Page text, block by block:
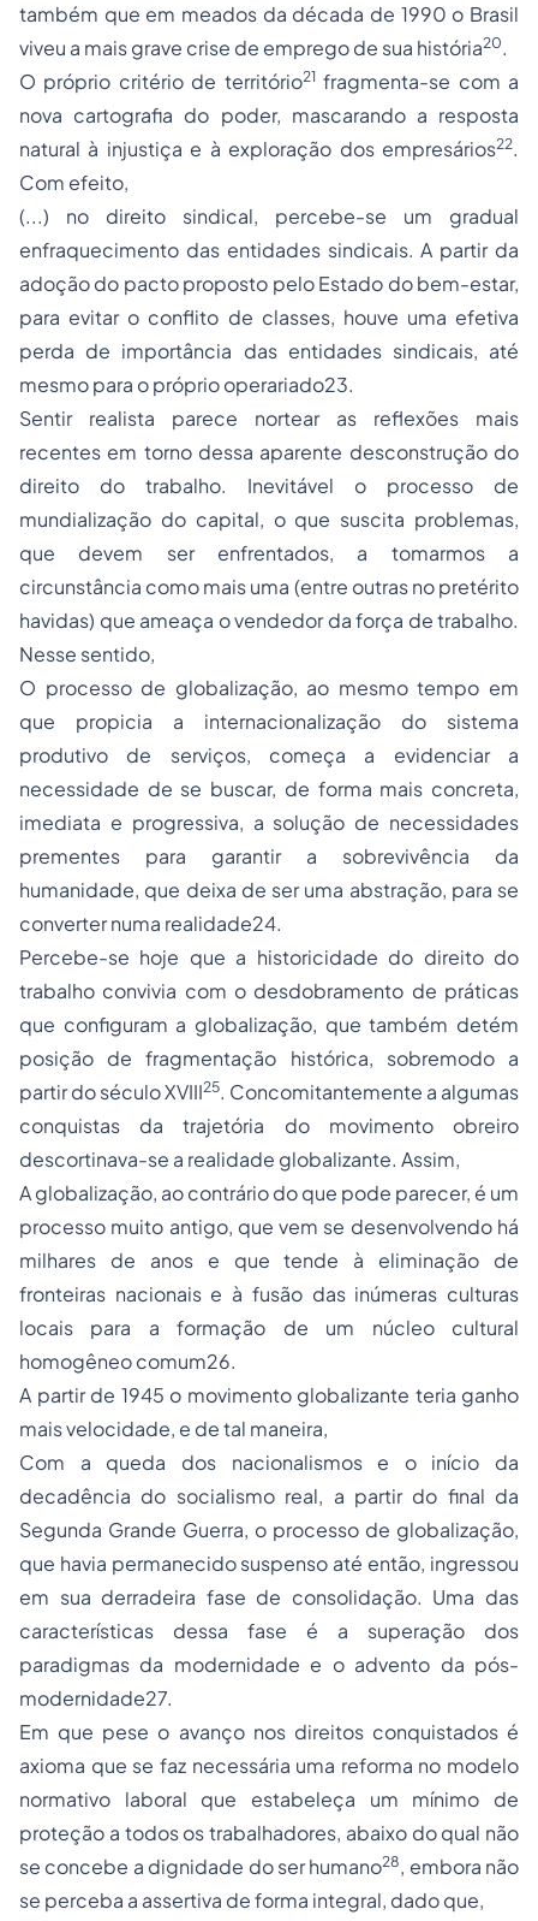
também que em meados da década de 1990 o Brasil
viveu a mais grave crise de emprego de sua história20.
O próprio critério de território21fragmenta-se com a
nova cartografia do poder, mascarando a resposta
natural à injustiça e à exploração dos empresários22.
Com efeito,
(...) no direito sindical, percebe-se um gradual
enfraquecimento das entidades sindicais. A partir da
adoçãodo pacto proposto pelo Estado do bem-estar,
para evitar o conflito de classes, houve uma efetiva
perda de importância das entidades sindicais, até
mesmo para o próprio operariado23.
Sentir realista parece nortear as reflexões mais
recentes em torno dessa aparente desconstrução do
direito do trabalho. Inevitável o processo de
mundialização do capital, o que suscita problemas,
que devem ser enfrentados, a tomarmos a
circunstância como mais uma (entre outras no pretérito
havidas) que ameaça o vendedor da força de trabalho.
Nesse sentido,
O processo de globalização, ao mesmo tempo em
que propicia a internacionalização do sistema
produtivo de serviços, começa a evidenciar a
necessidade de se buscar, de forma mais concreta,
imediata e progressiva, a solução de necessidades
prementes para garantir a sobrevivência da
humanidade, que deixa de ser uma abstração, para se
converter numa realidade24.
Percebe-se hoje que a historicidade do direito do
trabalho convivia com o desdobramento de práticas
que configuram a globalização, que também detém
posição de fragmentação histórica, sobremodo a
partir do século XVIII25. Concomitantemente a algumas
conquistas da trajetória do movimento obreiro
descortinava-se a realidade globalizante. Assim,
A globalização, ao contrário do que pode parecer, é um
processo muito antigo, que vem se desenvolvendo há
milhares de anos e que tende à eliminação de
fronteiras nacionais e à fusão das inúmeras culturas
locais para a formação de um núcleo cultural
homogêneo comum26.
A partir de 1945 o movimento globalizante teria ganho
mais velocidade, e de tal maneira,
Com a queda dos nacionalismos e o início da
decadência do socialismo real, a partir do final da
Segunda Grande Guerra, o processo de globalização,
que havia permanecido suspenso até então, ingressou
em sua derradeira fase de consolidação. Uma das
características dessa fase é a superação dos
paradigmas da modernidade e o advento da pós-
modernidade27.
Em que pese o avanço nos direitos conquistados é
axioma que se faz necessária uma reforma no modelo
normativo laboral que estabeleça um mínimo de
proteção a todos os trabalhadores, abaixo do qual não
se concebe a dignidade do ser humano28, embora não
se perceba a assertiva de forma integral, dado que,